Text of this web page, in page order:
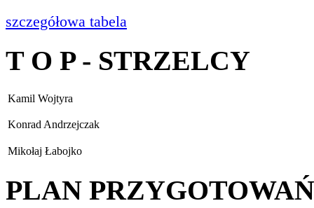
szczegółowa tabela
T O P - STRZELCY
Kamil Wojtyra
Konrad Andrzejczak
Mikołaj Łabojko
PLAN PRZYGOTOWAŃ